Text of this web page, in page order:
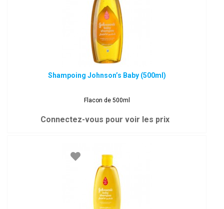
Shampoing Johnson’s Baby (500ml)
Flacon de 500ml
Connectez-vous pour voir les prix